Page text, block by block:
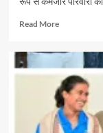
Read MoreRead
पर्यटन
एवं
संस्कृति
मंत्री
श्री
राजेश